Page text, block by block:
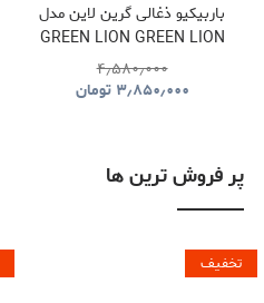
باربیکیو ذغالی گرین لاین مدل
GREEN LION GREEN LION
QUDRA FOLDABLE BBQ
GRILL GNQDRBBQSTBK
۴٫۵۸۰٫۰۰۰
۳٫۸۵۰٫۰۰۰ تومان
پر فروش ترین ها
تخفیف